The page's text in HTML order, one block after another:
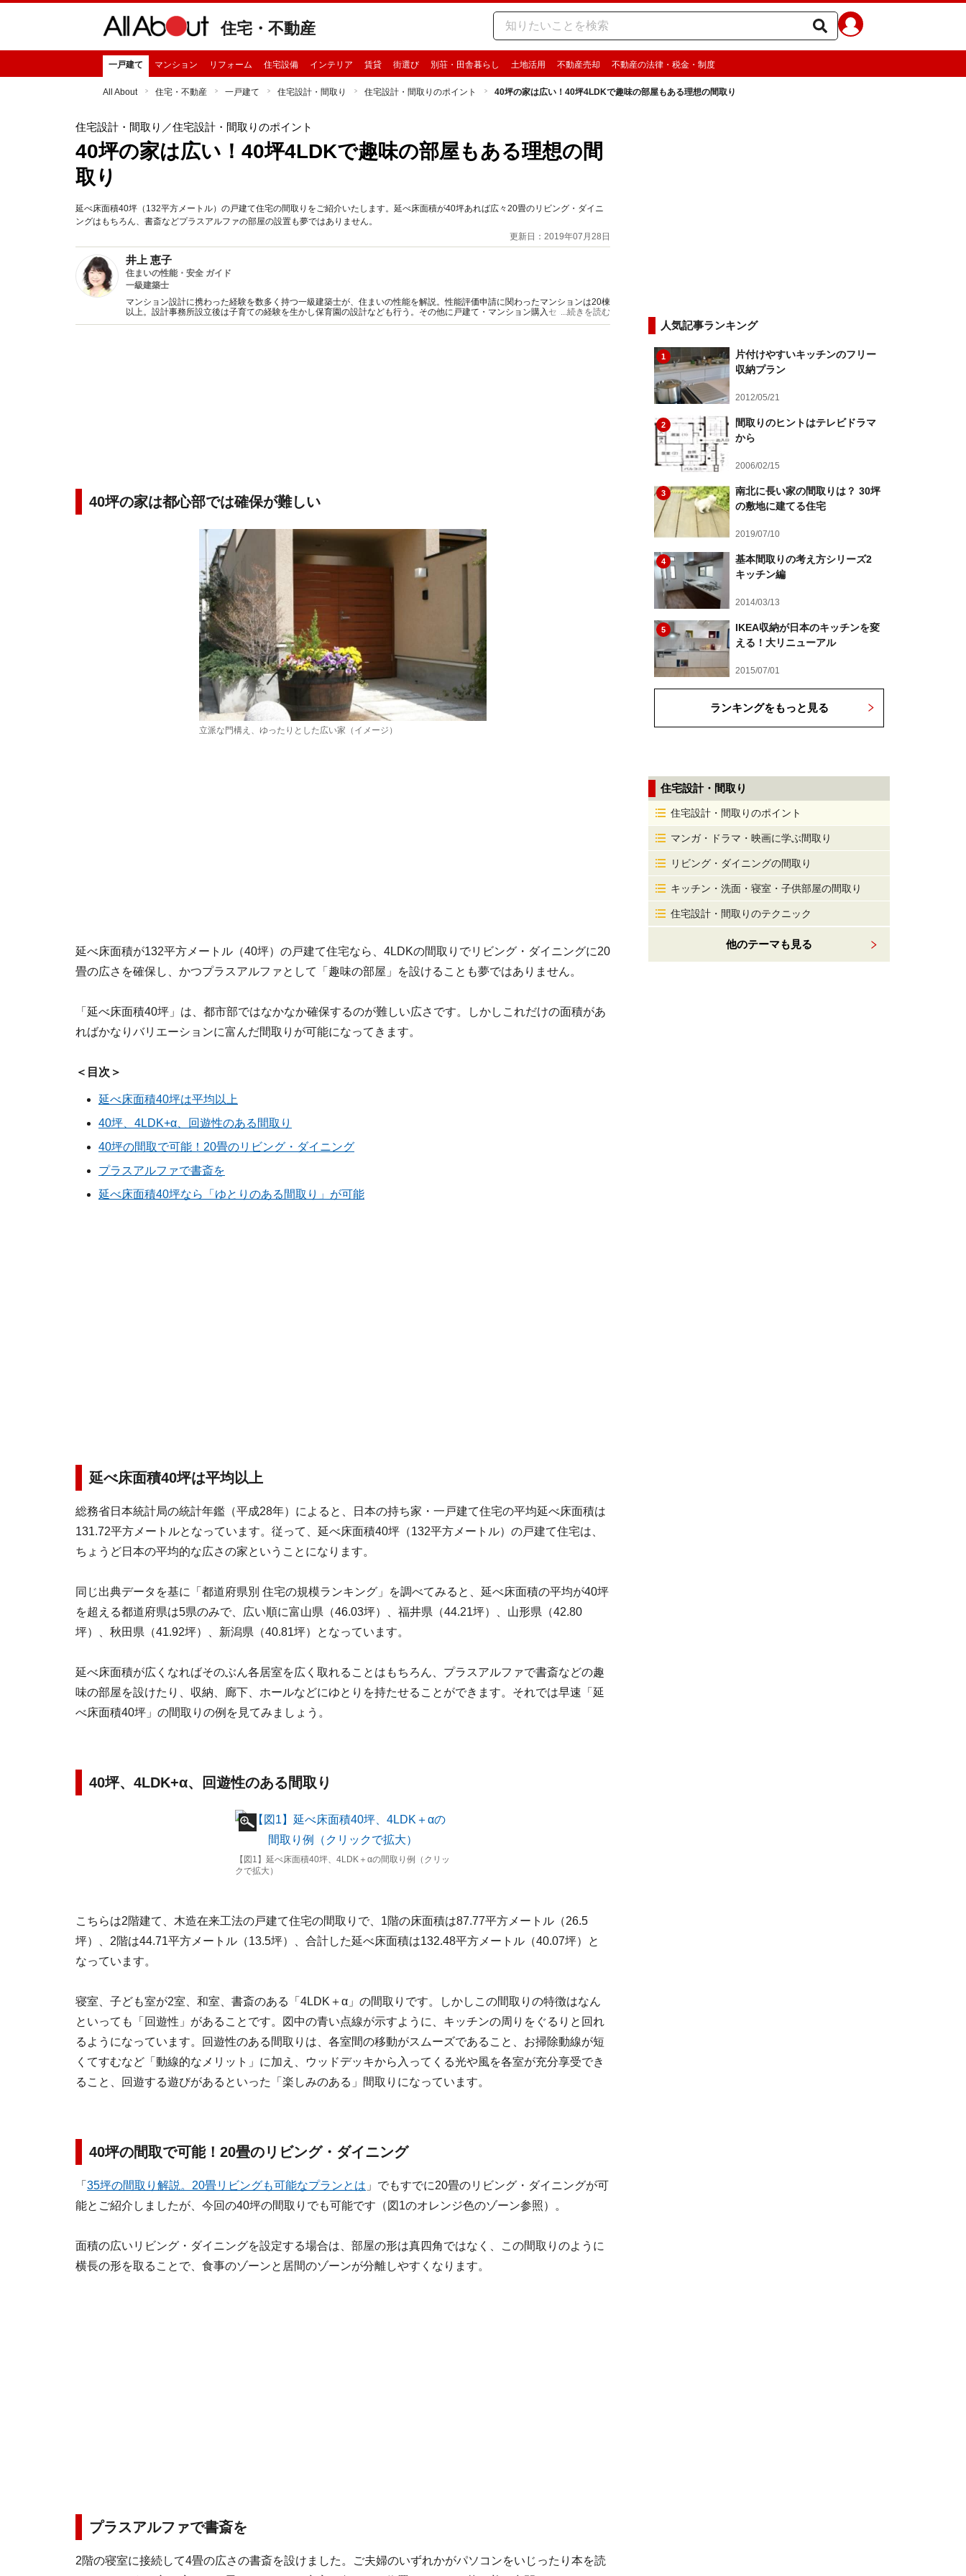
住宅・不動産
一戸建て マンション リフォーム 住宅設備 インテリア 賃貸 街選び 別荘・田舎暮らし 土地活用 不動産売却 不動産の法律・税金・制度
All About 住宅・不動産 一戸建て 住宅設計・間取り 住宅設計・間取りのポイント 40坪の家は広い！40坪4LDKで趣味の部屋もある理想の間取り
住宅設計・間取り ／住宅設計・間取りのポイント
40坪の家は広い！40坪4LDKで趣味の部屋もある理想の間
取り
延べ床面積40坪（132平方メートル）の戸建て住宅の間取りをご紹介いたします。延べ床面積が40坪あれば広々20畳のリビング・ダイニ
ングはもちろん、書斎などプラスアルファの部屋の設置も夢ではありません。
更新日：2019年07月28日
井上 恵子
住まいの性能・安全 ガイド
一級建築士
マンション設計に携わった経験を数多く持つ一級建築士が、住まいの性能を解説。性能評価申請に関わったマンションは20棟
以上。設計事務所設立後は子育ての経験を生かし保育園の設計なども行う。その他に戸建て・マンション購入セミナー講師、
新聞へのコラム連載など。
...続きを読む
40坪の家は都心部では確保が難しい
立派な門構え、ゆったりとした広い家（イメージ）
延べ床面積が132平方メートル（40坪）の戸建て住宅なら、4LDKの間取りでリビング・ダイニングに20
畳の広さを確保し、かつプラスアルファとして「趣味の部屋」を設けることも夢ではありません。
「延べ床面積40坪」は、都市部ではなかなか確保するのが難しい広さです。しかしこれだけの面積があ
ればかなりバリエーションに富んだ間取りが可能になってきます。
＜目次＞
延べ床面積40坪は平均以上
40坪、4LDK+α、回遊性のある間取り
40坪の間取で可能！20畳のリビング・ダイニング
プラスアルファで書斎を
延べ床面積40坪なら「ゆとりのある間取り」が可能
延べ床面積40坪は平均以上
総務省日本統計局の統計年鑑（平成28年）によると、日本の持ち家・一戸建て住宅の平均延べ床面積は
131.72平方メートルとなっています。従って、延べ床面積40坪（132平方メートル）の戸建て住宅は、
ちょうど日本の平均的な広さの家ということになります。
同じ出典データを基に「都道府県別 住宅の規模ランキング」を調べてみると、延べ床面積の平均が40坪
を超える都道府県は5県のみで、広い順に富山県（46.03坪）、福井県（44.21坪）、山形県（42.80
坪）、秋田県（41.92坪）、新潟県（40.81坪）となっています。
延べ床面積が広くなればそのぶん各居室を広く取れることはもちろん、プラスアルファで書斎などの趣
味の部屋を設けたり、収納、廊下、ホールなどにゆとりを持たせることができます。それでは早速「延
べ床面積40坪」の間取りの例を見てみましょう。
40坪、4LDK+α、回遊性のある間取り
【図1】延べ床面積40坪、4LDK＋αの間取り例（クリッ
クで拡大）
こちらは2階建て、木造在来工法の戸建て住宅の間取りで、1階の床面積は87.77平方メートル（26.5
坪）、2階は44.71平方メートル（13.5坪）、合計した延べ床面積は132.48平方メートル（40.07坪）と
なっています。
寝室、子ども室が2室、和室、書斎のある「4LDK＋α」の間取りです。しかしこの間取りの特徴はなん
といっても「回遊性」があることです。図中の青い点線が示すように、キッチンの周りをぐるりと回れ
るようになっています。回遊性のある間取りは、各室間の移動がスムーズであること、お掃除動線が短
くてすむなど「動線的なメリット」に加え、ウッドデッキから入ってくる光や風を各室が充分享受でき
ること、回遊する遊びがあるといった「楽しみのある」間取りになっています。
40坪の間取で可能！20畳のリビング・ダイニング
「 35坪の間取り解説。20畳リビングも可能なプランとは 」でもすでに20畳のリビング・ダイニングが可
能とご紹介しましたが、今回の40坪の間取りでも可能です（図1のオレンジ色のゾーン参照）。
面積の広いリビング・ダイニングを設定する場合は、部屋の形は真四角ではなく、この間取りのように
横長の形を取ることで、食事のゾーンと居間のゾーンが分離しやすくなります。
プラスアルファで書斎を
2階の寝室に接続して4畳の広さの書斎を設けました。ご夫婦のいずれかがパソコンをいじったり本を読
人気記事ランキング
1
片付けやすいキッチンのフリー
収納プラン
2012/05/21
2
間取りのヒントはテレビドラマ
から
2006/02/15
3
南北に長い家の間取りは？ 30坪
の敷地に建てる住宅
2019/07/10
4
基本間取りの考え方シリーズ2
キッチン編
2014/03/13
5
IKEA収納が日本のキッチンを変
える！大リニューアル
2015/07/01
ランキングをもっと見る
住宅設計・間取り
住宅設計・間取りのポイント
マンガ・ドラマ・映画に学ぶ間取り
リビング・ダイニングの間取り
キッチン・洗面・寝室・子供部屋の間取り
住宅設計・間取りのテクニック
他のテーマも見る